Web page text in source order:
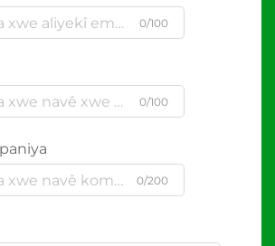
0/100
0/100
0/200